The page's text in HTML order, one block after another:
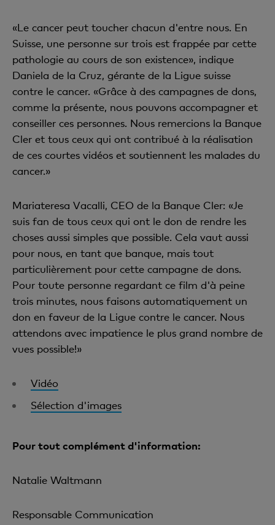
«Le cancer peut toucher chacun d'entre nous. En
Suisse, une personne sur trois est frappée par cette
pathologie au cours de son existence», indique
Daniela de la Cruz, gérante de la Ligue suisse
contre le cancer. «Grâce à des campagnes de dons,
comme la présente, nous pouvons accompagner et
conseiller ces personnes. Nous remercions la Banque
Cler et tous ceux qui ont contribué à la réalisation
de ces courtes vidéos et soutiennent les malades du
cancer.»
Mariateresa Vacalli, CEO de la Banque Cler: «Je
suis fan de tous ceux qui ont le don de rendre les
choses aussi simples que possible. Cela vaut aussi
pour nous, en tant que banque, mais tout
particulièrement pour cette campagne de dons.
Pour toute personne regardant ce film d'à peine
trois minutes, nous faisons automatiquement un
don en faveur de la Ligue contre le cancer. Nous
attendons avec impatience le plus grand nombre de
vues possible!»
Vidéo
Sélection d'images
Pour tout complément d'information:
Natalie Waltmann
Responsable Communication